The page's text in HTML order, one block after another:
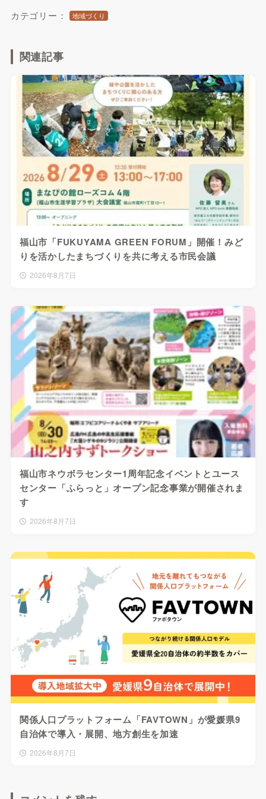
カテゴリー： 地域づくり
関連記事
福山市「FUKUYAMA GREEN FORUM」開催！みど
りを活かしたまちづくりを共に考える市民会議
2026年8月7日
福山市ネウボラセンター1周年記念イベントとユース
センター「ふらっと」オープン記念事業が開催されま
す
2026年8月7日
関係人口プラットフォーム「FAVTOWN」が愛媛県9
自治体で導入・展開、地方創生を加速
2026年8月7日